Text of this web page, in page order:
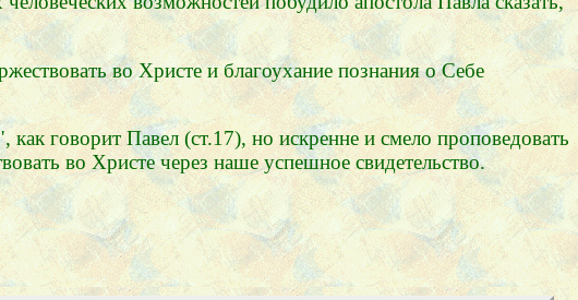
во Христе и благоухание познания о Себе
говорит Павел (ст.17), но искренне и смело проповедовать
во Христе через наше успешное свидетельство.